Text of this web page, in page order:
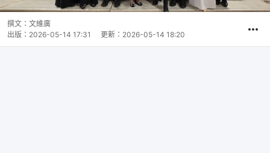
撰文： 文維廣
出版： 2026-05-14 17:31 更新： 2026-05-14 18:20